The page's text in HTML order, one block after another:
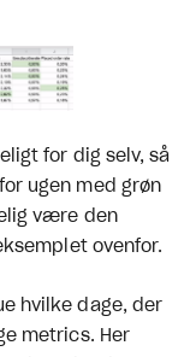
for dig selv, så
ugen med grøn
være den
ovenfor.
hvilke dage, der
metrics. Her